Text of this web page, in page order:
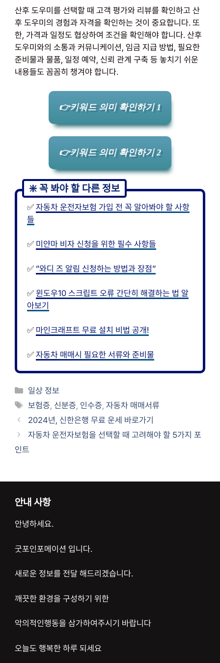
산후 도우미를 선택할 때 고객 평가와 리뷰를 확인하고 산
후 도우미의 경험과 자격을 확인하는 것이 중요합니다. 또
한, 가격과 일정도 협상하여 조건을 확인해야 합니다. 산후
도우미와의 소통과 커뮤니케이션, 임금 지급 방법, 필요한
준비물과 물품, 일정 예약, 신뢰 관계 구축 등 놓치기 쉬운
내용들도 꼼꼼히 챙겨야 합니다.
👉키워드 의미 확인하기 1
👉키워드 의미 확인하기 2
✅ 자동차 운전자보험 가입 전 꼭 알아봐야 할 사항
들
✅ 미얀마 비자 신청을 위한 필수 사항들
✅ “와디 즈 알림 신청하는 방법과 장점”
✅ 윈도우10 스크립트 오류 간단히 해결하는 법 알
아보기
✅ 마인크래프트 무료 설치 비법 공개!
✅ 자동차 매매시 필요한 서류와 준비물
카
테
리
일상 정보
태
그
보험증, 신분증, 인수증,자동차 매매서류
2024년, 신한은행 무료 운세 바로가기
자동차 운전자보험을 선택할 때 고려해야 할 5가지 포
인트
안내 사항
안녕하세요.
굿포인포메이션 입니다.
새로운 정보를 전달 해드리겠습니다.
깨끗한 환경을 구성하기 위한
악의적인행동을 삼가하여주시기 바랍니다
오늘도 행복한 하루 되세요